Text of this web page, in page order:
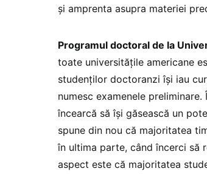
și amprenta asupra materiei
Programul doctoral de la
toate universitățile americane
studenților doctoranzi își iau
numesc examenele
încearcă să își găsească un
spune din nou că majoritatea
în ultima parte, când încerci să
aspect este că majoritatea